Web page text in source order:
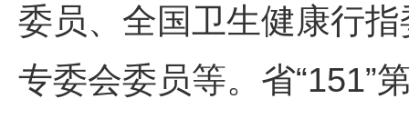
委员、全国卫生健康行
专委会委员等。省“151”